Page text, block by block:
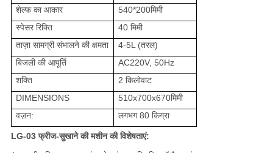
शेल्फ का आकार
540*200मिमी
स्पेसर रिक्ति
40 मिमी
ताज़ा सामग्री संभालने की क्षमता
4-5L (तरल)
बिजली की आपूर्ति
AC220V, 50Hz
शक्ति
2 किलोवाट
DIMENSIONS
510x700x670मिमी
वज़न:
लगभग 80 किग्रा
LG-03 फ्रीज-सुखाने की मशीन की विशेषताएं: